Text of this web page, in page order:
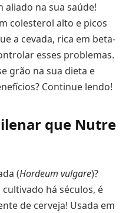
na sua saúde!
colesterol alto e picos
a cevada, rica em beta-
esses problemas.
grão na sua dieta e
Continue lendo!
que Nutre
(Hordeum vulgare)?
há séculos, é
de cerveja! Usada em